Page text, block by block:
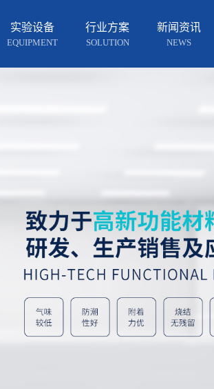
实验设备
EQUIPMENT
行业方案
SOLUTION
新闻资讯
NEWS